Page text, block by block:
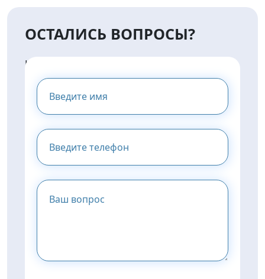
ОСТАЛИСЬ ВОПРОСЫ?
НАПИШИТЕ НАМ И МЫ
ПРЕДОСТАВИМ ВАМ
КОНСУЛЬТАЦИЮ